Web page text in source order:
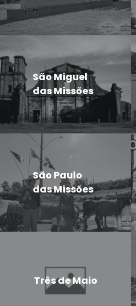
São Miguel
das Missões
São Paulo
das Missões
Três de Maio